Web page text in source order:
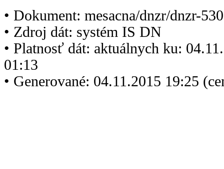
• Dokument: mesacna/dnzr/dnzr-
• Zdroj dát: systém IS DN
• Platnosť dát: aktuálnych ku:
01:13
• Generované: 04.11.2015 19:25